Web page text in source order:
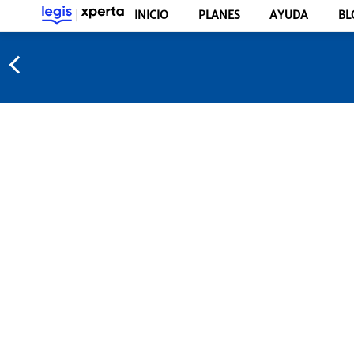
INICIO PLANES AYUDA